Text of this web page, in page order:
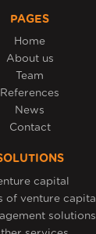
PAGES
Home
About us
Team
References
News
Contact
capital
of venture capital
solutions